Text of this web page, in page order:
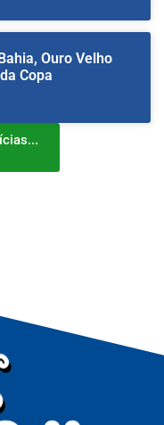
Ouro Velho
Copa